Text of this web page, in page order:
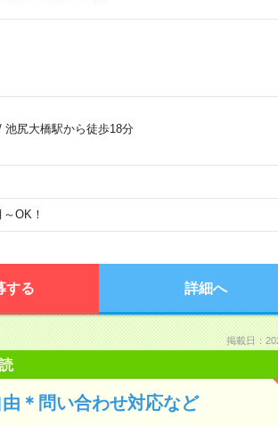
池尻大橋駅から徒歩18分
OK！
する 詳細へ
掲載日：
＊問い合わせ対応など